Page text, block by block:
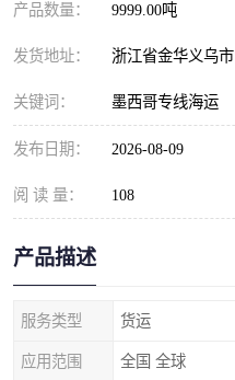
产品数量： 9999.00吨
发货地址： 浙江省金华义乌市
关键词： 墨西哥专线海运
发布日期： 2026-08-09
阅 读 量： 108
产品描述
服务类型 货运
应用范围 全国 全球